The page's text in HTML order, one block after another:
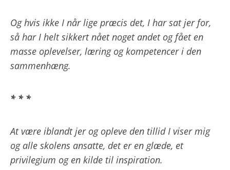
Og hvis ikke I når lige præcis det, I har sat jer for,
så har I helt sikkert nået noget andet og fået en
masse oplevelser, læring og kompetencer i den
sammenhæng.
* * *
At være iblandt jer og opleve den tillid I viser mig
og alle skolens ansatte, det er en glæde, et
privilegium og en kilde til inspiration.